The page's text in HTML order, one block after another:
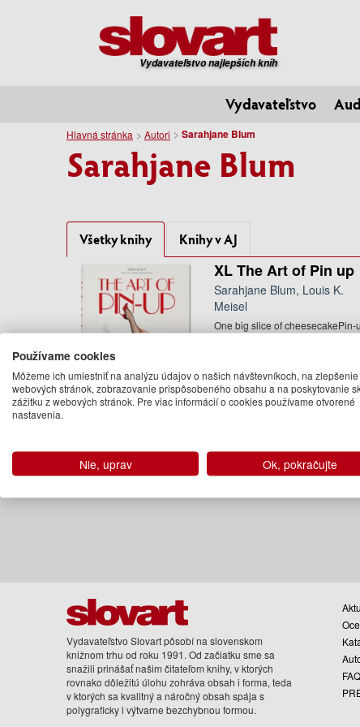
Vydavateľstvo najlepších kníh
Vydavateľstvo
Hlavná stránka Autori Sarahjane Blum
Sarahjane Blum
Všetky knihy Knihy v AJ
XL The Art of Pin up
Sarahjane Blum, Louis K.
Meisel
One big slice of cheesecakePin-
120.00 €
-28% Na sklade
Vydavateľstvo Slovart pôsobí na slovenskom
knižnom trhu od roku 1991. Od začiatku sme sa
snažili prinášať našim čitateľom knihy, v ktorých
rovnako dôležitú úlohu zohráva obsah i forma, teda
v ktorých sa kvalitný a náročný obsah spája s
polygraficky i výtvarne bezchybnou formou.
FAQ
Používame cookies
Môžeme ich umiestniť na analýzu údajov o našich návštevníkoch, na
webových stránok, zobrazovanie prispôsobeného obsahu a na poskytovanie
zážitku z webových stránok. Pre viac informácií o cookies používame otvorené
nastavenia.
Nie, uprav Ok, pokračujte